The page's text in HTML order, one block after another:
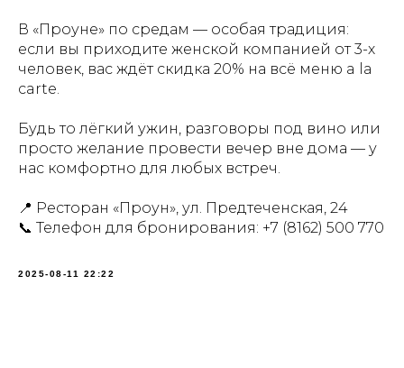
В «Проуне» по средам — особая традиция:
если вы приходите женской компанией от 3-х
человек, вас ждёт скидка 20% на всё меню a la
carte.
Будь то лёгкий ужин, разговоры под вино или
просто желание провести вечер вне дома — у
нас комфортно для любых встреч.
📍 Ресторан «Проун», ул. Предтеченская, 24
📞 Телефон для бронирования: +7 (8162) 500 770
2025-08-11 22:22